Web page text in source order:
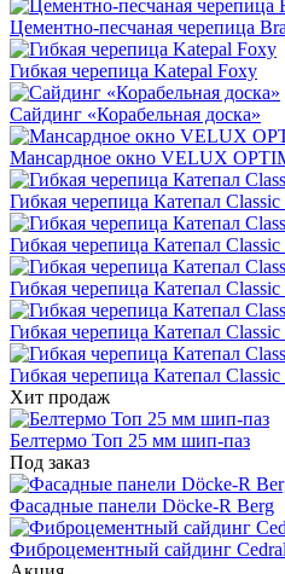
Цементно-песчаная черепица
Гибкая черепица Katepal Foxy
Сайдинг «Корабельная доска»
Мансардное окно VELUX
Гибкая черепица Катепал
Гибкая черепица Катепал
Гибкая черепица Катепал
Гибкая черепица Катепал
Гибкая черепица Катепал
Хит продаж
Белтермо Топ 25 мм шип-паз
Под заказ
Фасадные панели Döcke-R Berg
Фиброцементный сайдинг